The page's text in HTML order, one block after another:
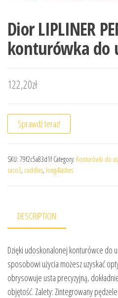
Dior LIPLINER
konturówka do
122,20zł
Sprawdź teraz!
SKU: 79f2c5a83d1f Category: Konturówki do
caco3, cuddles, long4lashes
DESCRIPTION
Dzięki udoskonalonej konturówce do
sposobowi użycia możesz uzyskać
obrysowuje usta precyzyjną,
objętość. Zalety: Zintegrowany